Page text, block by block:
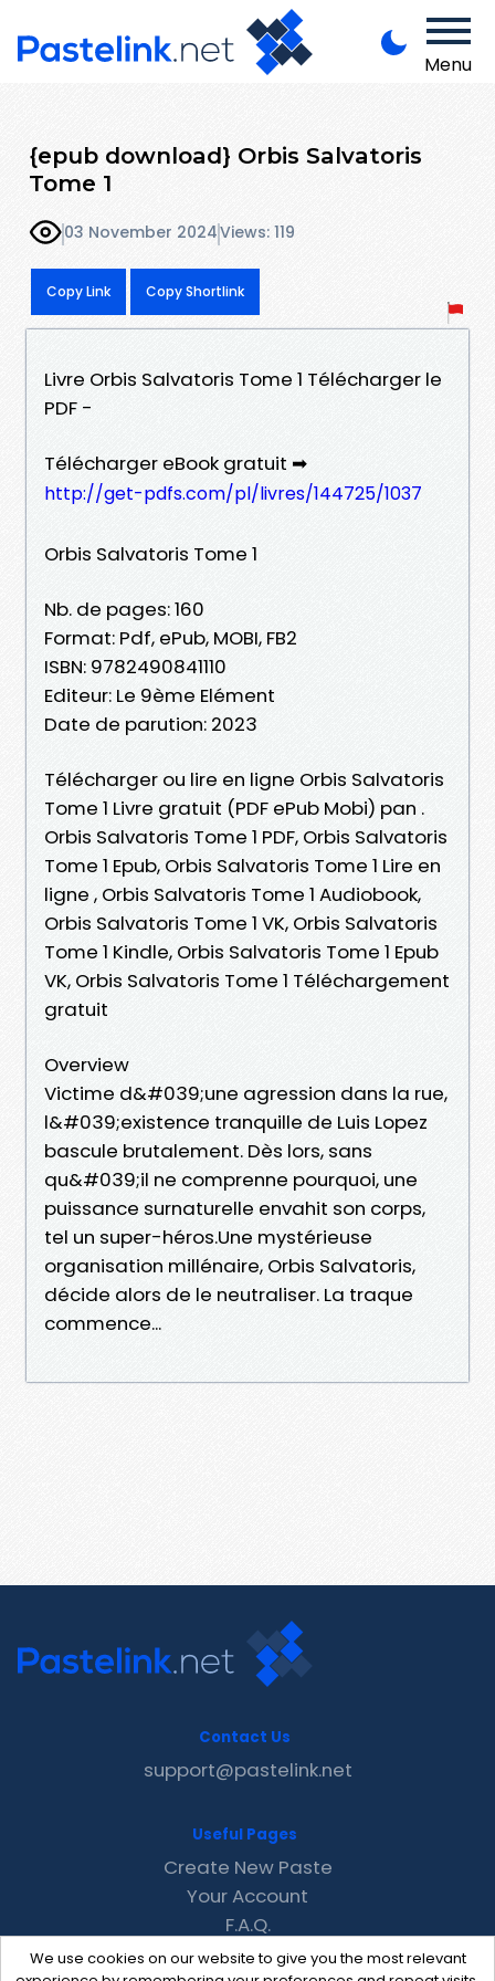
Menu
{epub download} Orbis Salvatoris
Tome 1
03 November 2024Views: 119
Copy Link Copy Shortlink
Livre Orbis Salvatoris Tome 1 Télécharger le
PDF -
Télécharger eBook gratuit ➡
http://get-pdfs.com/pl/livres/144725/1037
Orbis Salvatoris Tome 1
Nb. de pages: 160
Format: Pdf, ePub, MOBI, FB2
ISBN: 9782490841110
Editeur: Le 9ème Elément
Date de parution: 2023
Télécharger ou lire en ligne Orbis Salvatoris
Tome 1 Livre gratuit (PDF ePub Mobi) pan .
Orbis Salvatoris Tome 1 PDF, Orbis Salvatoris
Tome 1 Epub, Orbis Salvatoris Tome 1 Lire en
ligne , Orbis Salvatoris Tome 1 Audiobook,
Orbis Salvatoris Tome 1 VK, Orbis Salvatoris
Tome 1 Kindle, Orbis Salvatoris Tome 1 Epub
VK, Orbis Salvatoris Tome 1 Téléchargement
gratuit
Overview
Victime d&#039;une agression dans la rue,
l&#039;existence tranquille de Luis Lopez
bascule brutalement. Dès lors, sans
qu&#039;il ne comprenne pourquoi, une
puissance surnaturelle envahit son corps,
tel un super-héros.Une mystérieuse
organisation millénaire, Orbis Salvatoris,
décide alors de le neutraliser. La traque
commence...
We use cookies on our website to give you the most relevant
Contact Us
support@pastelink.net
Useful Pages
Create New Paste
Your Account
F.A.Q.
Recent